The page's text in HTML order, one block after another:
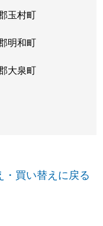
玉村町
明和町
大泉町
買い替えに戻る